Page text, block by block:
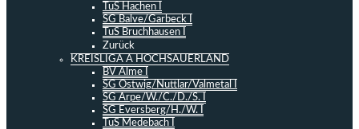
TuS Hachen I
SG Balve/Garbeck I
TuS Bruchhausen I
Zurück
KREISLIGA A HOCHSAUERLAND
BV Alme I
SG Ostwig/Nuttlar/Valmetal I
SG Arpe/W./C./D./S. I
SG Eversberg/H./W. I
TuS Medebach I